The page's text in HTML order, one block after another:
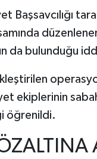
Başsavcılığı
da bulunduğu
ekiplerinin
öğrenildi.